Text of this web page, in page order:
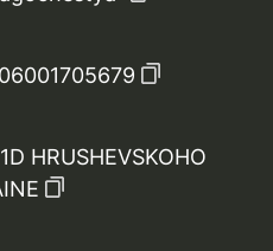
HRUSHEVSKOHO